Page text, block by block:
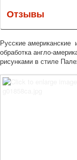
Отзывы
Русские американские
обработка англо-
рисунками в стиле